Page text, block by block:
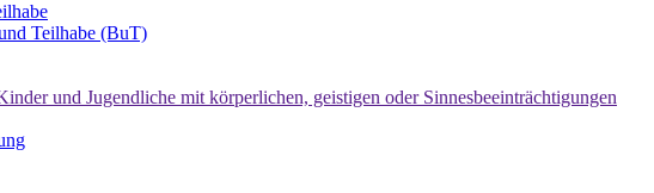
Teilhabe (BuT)
und Jugendliche mit körperlichen, geistigen oder Sinnesbeeinträchtigungen